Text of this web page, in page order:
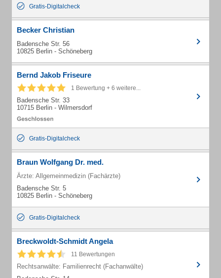
Gratis-Digitalcheck
Becker Christian
Badensche Str. 56
10825 Berlin - Schöneberg
Bernd Jakob Friseure
1 Bewertung + 6 weitere...
Badensche Str. 33
10715 Berlin - Wilmersdorf
Gratis-Digitalcheck
Braun Wolfgang Dr. med.
Ärzte: Allgemeinmedizin (Fachärzte)
Badensche Str. 5
10825 Berlin - Schöneberg
Gratis-Digitalcheck
Breckwoldt-Schmidt Angela
11 Bewertungen
Rechtsanwälte: Familienrecht (Fachanwälte)